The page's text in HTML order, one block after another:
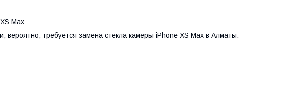
Max
вероятно, требуется замена стекла камеры iPhone XS Max в Алматы.